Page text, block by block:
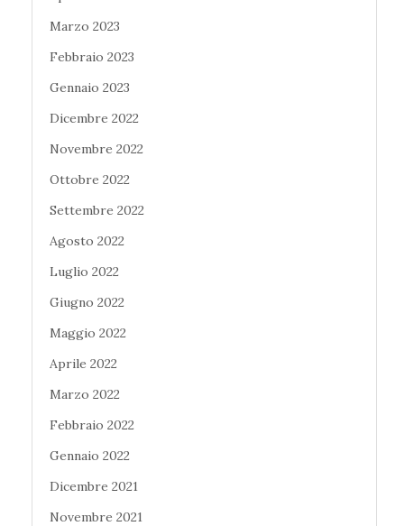
Marzo 2023
Febbraio 2023
Gennaio 2023
Dicembre 2022
Novembre 2022
Ottobre 2022
Settembre 2022
Agosto 2022
Luglio 2022
Giugno 2022
Maggio 2022
Aprile 2022
Marzo 2022
Febbraio 2022
Gennaio 2022
Dicembre 2021
Novembre 2021